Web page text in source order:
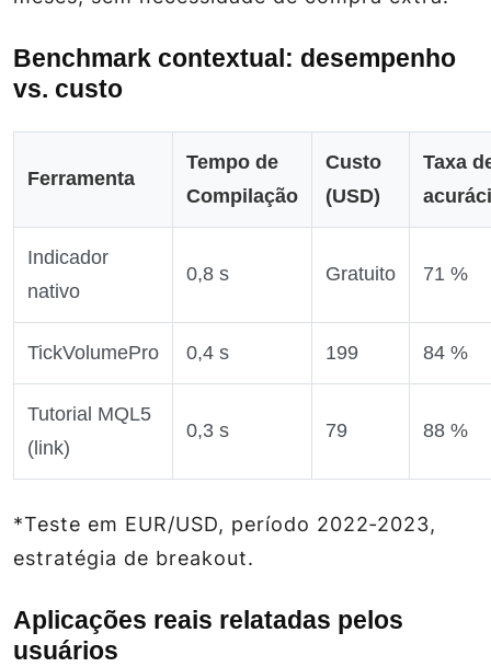
Benchmark contextual: desempenho
vs. custo
Ferramenta
Tempo de
Compilação
Custo
(USD)
Taxa
Indicador
nativo
0,8 s Gratuito 71 %
TickVolumePro 0,4 s 199 84 %
Tutorial MQL5
(link)
0,3 s 79 88 %
*Teste em EUR/USD, período 2022‑2023,
estratégia de breakout.
Aplicações reais relatadas pelos
usuários